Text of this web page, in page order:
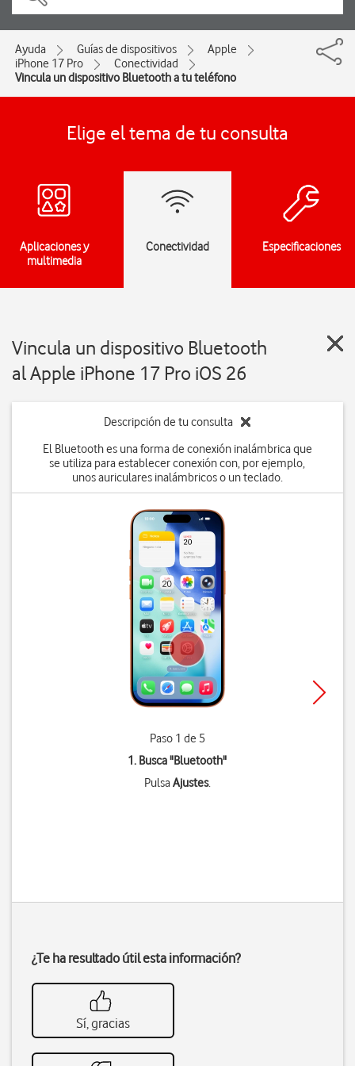
Ayuda Guías de dispositivos
Apple
iPhone 17 Pro
Conectividad
Vincula un dispositivo Bluetooth a tu teléfono
Elige el tema de tu consulta
Aplicaciones y
multimedia
Conectividad Especificaciones
Vincula un dispositivo Bluetooth
al Apple iPhone 17 Pro iOS 26
Descripción de tu consulta
El Bluetooth es una forma de conexión inalámbrica que
se utiliza para establecer conexión con, por ejemplo,
unos auriculares inalámbricos o un teclado.
Paso 1 de 5
1. Busca "Bluetooth"
PulsaAjustes.
¿Te ha resultado útil esta información?
Sí, gracias